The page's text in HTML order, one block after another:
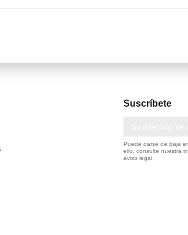
Suscríbete
Puede darse de baja
ello, consulte nuestra
aviso legal.